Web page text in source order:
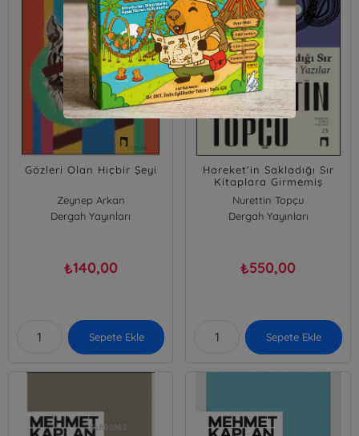
Gözleri Olan Hiçbir Şeyi
Zeynep Arkan
Dergah Yayınları
₺140,00
Sepete Ekle
Hareket'in Sakladığı Sır
Kitaplara Girmemiş
Nurettin Topçu
Dergah Yayınları
₺550,00
Sepete Ekle